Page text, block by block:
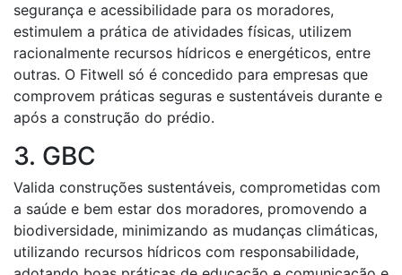
segurança e acessibilidade para os moradores,
estimulem a prática de atividades físicas, utilizem
racionalmente recursos hídricos e energéticos, entre
outras. O Fitwell só é concedido para empresas que
comprovem práticas seguras e sustentáveis durante e
após a construção do prédio.
3. GBC
Valida construções sustentáveis, comprometidas com
a saúde e bem estar dos moradores, promovendo a
biodiversidade, minimizando as mudanças climáticas,
utilizando recursos hídricos com responsabilidade,